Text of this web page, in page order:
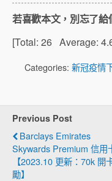
若喜歡本文，別忘了給
[Total: 26 Average:
Categories: 新冠疫情
Previous Post
Barclays Emirates
Skywards Premium 信用
【2023.10 更新：70k 開
勵】